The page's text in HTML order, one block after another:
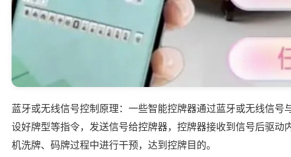
蓝牙或无线信号控制原理：一些智能控牌器通过蓝牙或无线信号
设好牌型等指令，发送信号给控牌器，控牌器接收到信号后驱动
机洗牌、码牌过程中进行干预，达到控牌目的。